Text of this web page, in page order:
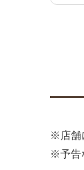
※店舗
※予告